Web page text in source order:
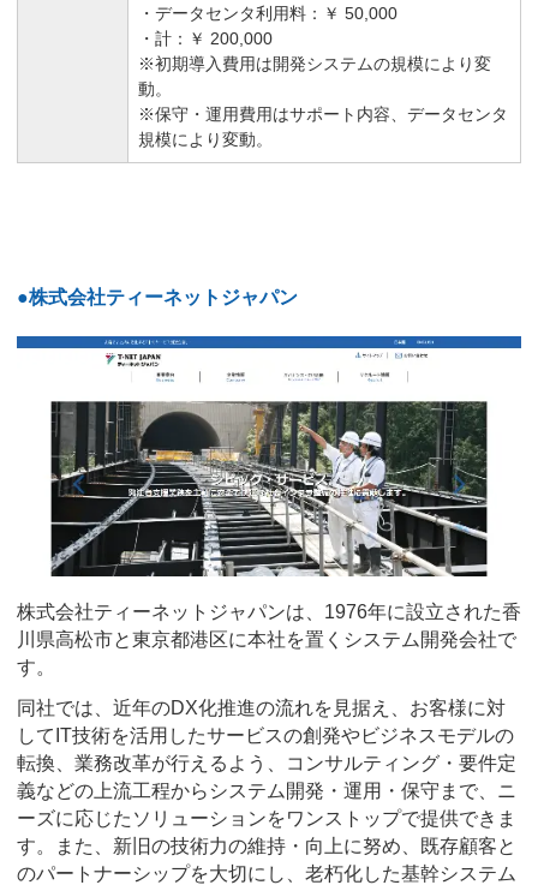
・データセンタ利用料：￥ 50,000
・計：￥ 200,000
※初期導入費用は開発システムの規模により変
動。
※保守・運用費用はサポート内容、データセンタ
規模により変動。
●株式会社ティーネットジャパン
株式会社ティーネットジャパンは、1976年に設立された香
川県高松市と東京都港区に本社を置くシステム開発会社で
す。
同社では、近年のDX化推進の流れを見据え、お客様に対
してIT技術を活用したサービスの創発やビジネスモデルの
転換、業務改革が行えるよう、コンサルティング・要件定
義などの上流工程からシステム開発・運用・保守まで、ニ
ーズに応じたソリューションをワンストップで提供できま
す。また、新旧の技術力の維持・向上に努め、既存顧客と
のパートナーシップを大切にし、老朽化した基幹システム